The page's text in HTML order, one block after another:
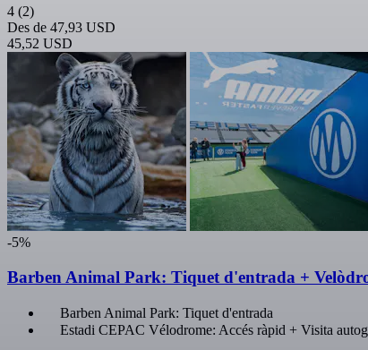
4 (2)
Des de 47,93 USD
45,52 USD
-5%
Barben Animal Park: Tiquet d'entrada +
Barben Animal Park: Tiquet d'entrada
Estadi CEPAC Vélodrome: Accés ràpid + Visita